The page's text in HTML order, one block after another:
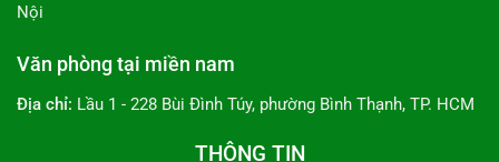
Nội
Văn phòng tại miền nam
Địa chỉ: Lầu 1 - 228 Bùi Đình Túy, phường Bình Thạnh, TP. HCM
THÔNG TIN